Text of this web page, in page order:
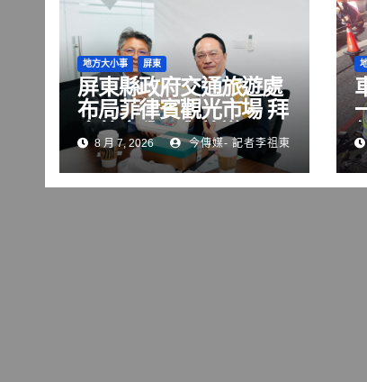
地方大小事 屏東
屏東縣政府交通旅遊處
布局菲律賓觀光市場 拜
會航空公司與旅遊巨頭
共拓國際客源
8 月 7, 2026 今傳媒- 記者李祖東